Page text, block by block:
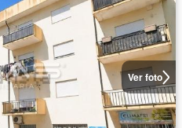
Ver foto